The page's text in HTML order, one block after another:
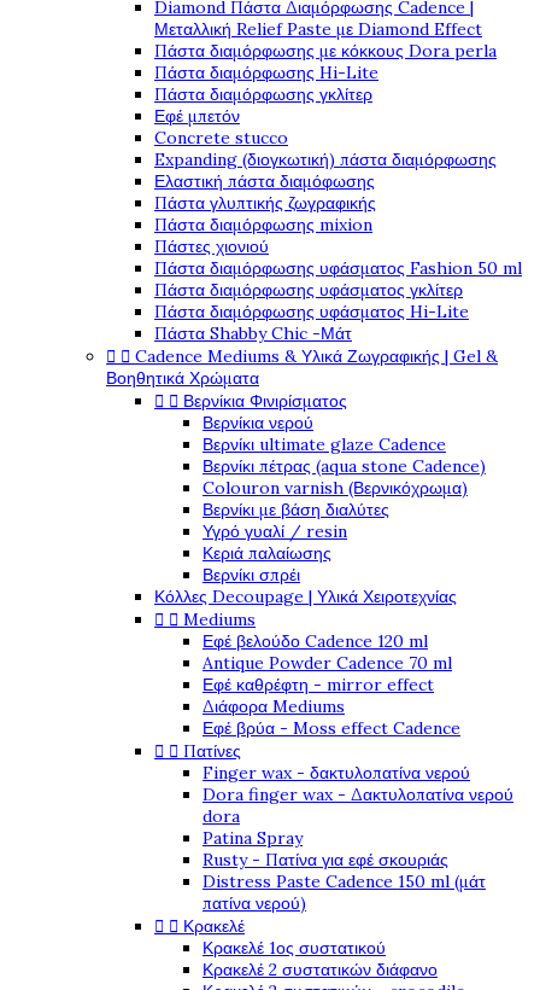
Diamond Πάστα Διαμόρφωσης Cadence |
Μεταλλική Relief Paste με Diamond Effect
Πάστα διαμόρφωσης με κόκκους Dora perla
Πάστα διαμόρφωσης Hi-Lite
Πάστα διαμόρφωσης γκλίτερ
Εφέ μπετόν
Concrete stucco
Expanding (διογκωτική) πάστα διαμόρφωσης
Ελαστική πάστα διαμόφωσης
Πάστα γλυπτικής ζωγραφικής
Πάστα διαμόρφωσης mixion
Πάστες χιονιού
Πάστα διαμόρφωσης υφάσματος Fashion 50 ml
Πάστα διαμόρφωσης υφάσματος γκλίτερ
Πάστα διαμόρφωσης υφάσματος Hi-Lite
Πάστα Shabby Chic -Μάτ
  Cadence Mediums & Υλικά Ζωγραφικής | Gel &
Βοηθητικά Χρώματα
  Βερνίκια Φινιρίσματος
Βερνίκια νερού
Βερνίκι ultimate glaze Cadence
Βερνίκι πέτρας (aqua stone Cadence)
Colouron varnish (Βερνικόχρωμα)
Βερνίκι με βάση διαλύτες
Υγρό γυαλί / resin
Κεριά παλαίωσης
Βερνίκι σπρέι
Κόλλες Decoupage | Υλικά Χειροτεχνίας
  Mediums
Εφέ βελούδο Cadence 120 ml
Antique Powder Cadence 70 ml
Εφέ καθρέφτη - mirror effect
Διάφορα Mediums
Εφέ βρύα - Moss effect Cadence
  Πατίνες
Finger wax - δακτυλοπατίνα νερού
Dora finger wax - Δακτυλοπατίνα νερού
dora
Patina Spray
Rusty - Πατίνα για εφέ σκουριάς
Distress Paste Cadence 150 ml (μάτ
πατίνα νερού)
  Κρακελέ
Κρακελέ 1ος συστατικού
Κρακελέ 2 συστατικών διάφανο